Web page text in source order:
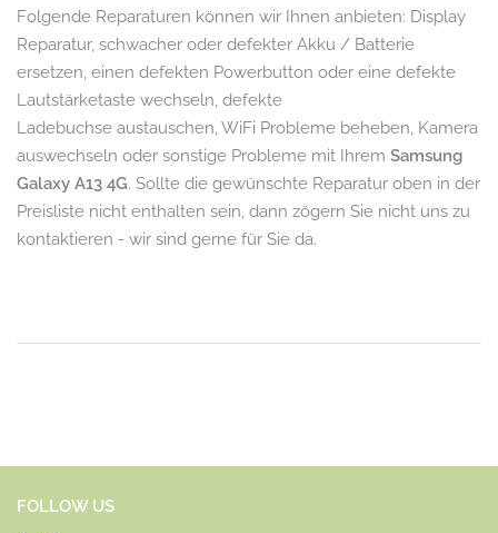
Folgende Reparaturen können wir Ihnen anbieten: Display
Reparatur, schwacher oder defekter Akku / Batterie
ersetzen, einen defekten Powerbutton oder eine defekte
Lautstärketaste wechseln, defekte
Ladebuchse austauschen, WiFi Probleme beheben, Kamera
auswechseln oder sonstige Probleme mit Ihrem Samsung
Galaxy A13 4G. Sollte die gewünschte Reparatur oben in der
Preisliste nicht enthalten sein, dann zögern Sie nicht uns zu
kontaktieren - wir sind gerne für Sie da.
FOLLOW US